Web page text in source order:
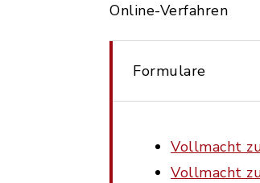
Online-Verfahren
Formulare
Vollmacht
Vollmacht